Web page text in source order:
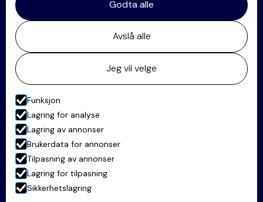
Avslå alle
Jeg vil velge
Godta alle
Funksjon
Lagring for analyse
Lagring av annonser
Brukerdata for annonser
Tilpasning av annonser
Lagring for tilpasning
Sikkerhetslagring
+47 64 84 60 60
Postadresse:
Stortorget 28, 2000 Lillestrøm
Besøk vår Linkedin-profil her
© Advokatfirmaet Økland & Co AS
Levert av Horn Media